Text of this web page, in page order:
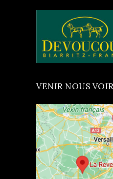
VENIR NOUS VOIR